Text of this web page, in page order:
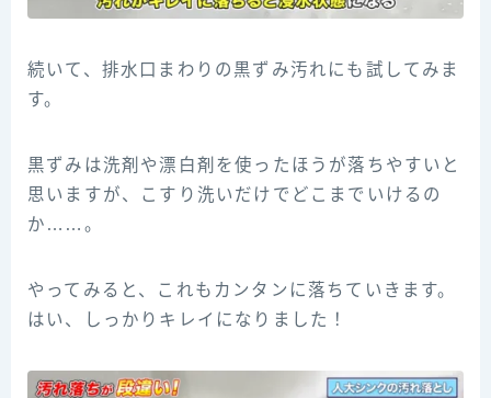
続いて、排水口まわりの黒ずみ汚れにも試してみま
す。
黒ずみは洗剤や漂白剤を使ったほうが落ちやすいと
思いますが、こすり洗いだけでどこまでいけるの
か……。
やってみると、これもカンタンに落ちていきます。
はい、しっかりキレイになりました！